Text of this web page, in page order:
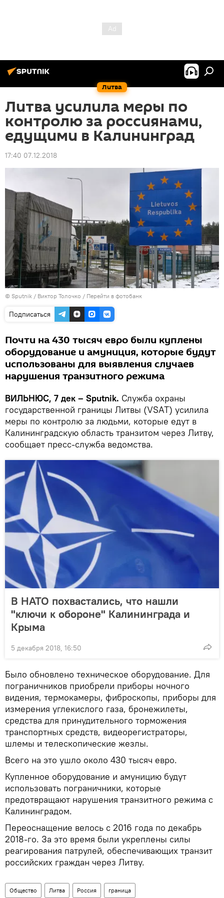
Литва
Литва усилила меры по
контролю за россиянами,
едущими в Калининград
17:40 07.12.2018
© Sputnik / Виктор Толочко / Перейти в фотобанк
Подписаться
Почти на 430 тысяч евро были куплены
оборудование и амуниция, которые будут
использованы для выявления случаев
нарушения транзитного режима
ВИЛЬНЮС, 7 дек – Sputnik. Служба охраны
государственной границы Литвы (VSAT) усилила
меры по контролю за людьми, которые едут в
Калининградскую область транзитом через Литву,
сообщает пресс-служба ведомства.
В НАТО похвастались, что нашли
"ключи к обороне" Калининграда и
Крыма
5 декабря 2018, 16:50
Было обновлено техническое оборудование. Для
пограничников приобрели приборы ночного
видения, термокамеры, фиброскопы, приборы для
измерения углекислого газа, бронежилеты,
средства для принудительного торможения
транспортных средств, видеорегистраторы,
шлемы и телескопические жезлы.
Всего на это ушло около 430 тысяч евро.
Купленное оборудование и амуницию будут
использовать пограничники, которые
предотвращают нарушения транзитного режима с
Калининградом.
Переоснащение велось с 2016 года по декабрь
2018-го. За это время были укреплены силы
реагирования патрулей, обеспечивающих транзит
российских граждан через Литву.
Общество Литва Россия граница